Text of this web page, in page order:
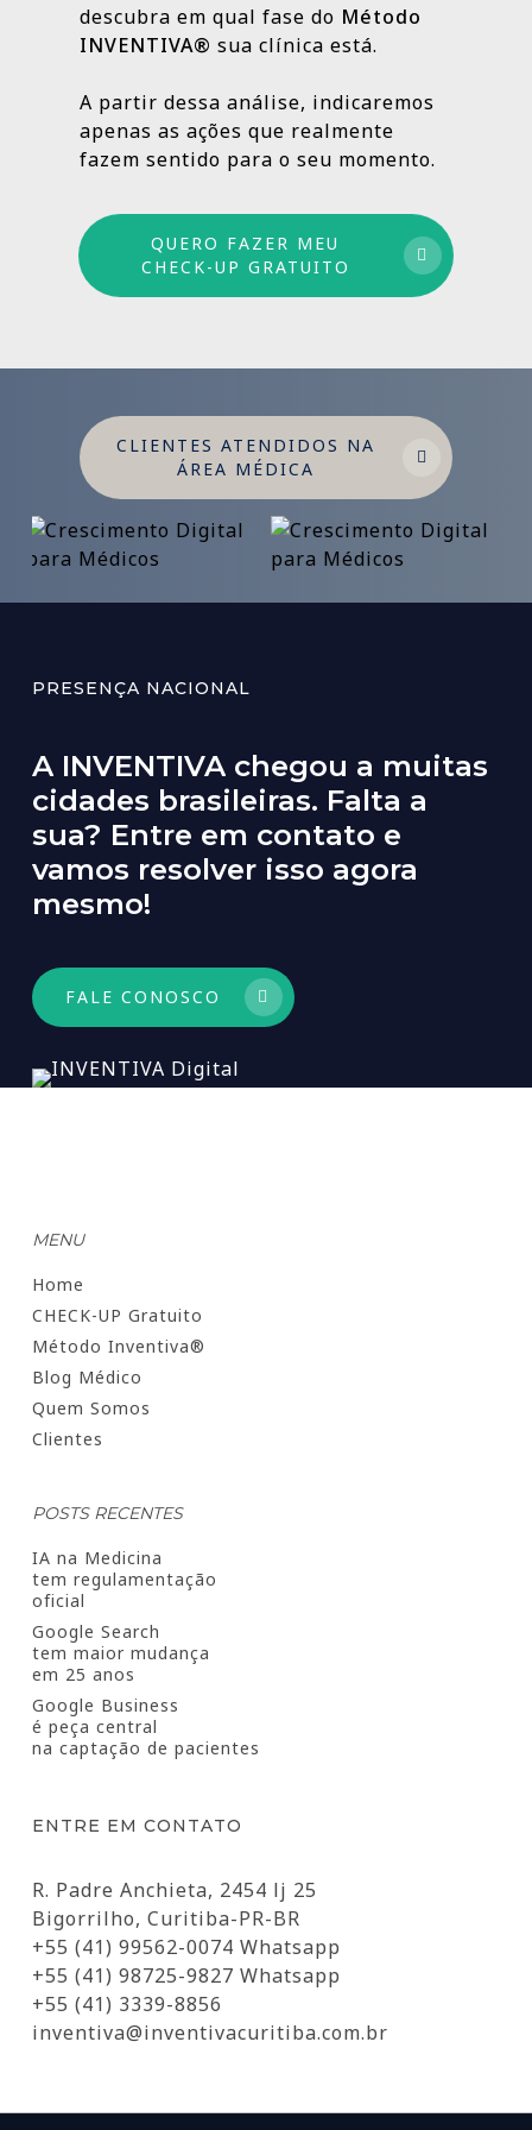
Por isso trabalhamos com um método
médio e longo prazo para garantir
crescimento sustentável.
descubra em qual fase do Método
INVENTIVA® sua clínica está.
A partir dessa análise, indicaremos
apenas as ações que realmente
fazem sentido para o seu momento.
QUERO FAZER MEU
CHECK-UP GRATUITO
CLIENTES ATENDIDOS NA
ÁREA MÉDICA
PRESENÇA NACIONAL
A INVENTIVA chegou a muitas
cidades brasileiras. Falta a
sua? Entre em contato e
vamos resolver isso agora
mesmo!
FALE CONOSCO
MENU
Home
CHECK-UP Gratuito
Método Inventiva®
Blog Médico
Quem Somos
Clientes
POSTS RECENTES
IA na Medicina
tem regulamentação
oficial
Google Search
tem maior mudança
em 25 anos
Google Business
é peça central
na captação de pacientes
ENTRE EM CONTATO
R. Padre Anchieta, 2454 lj 25
Bigorrilho, Curitiba-PR-BR
+55 (41) 99562-0074 Whatsapp
+55 (41) 98725-9827 Whatsapp
+55 (41) 3339-8856
inventiva@inventivacuritiba.com.br